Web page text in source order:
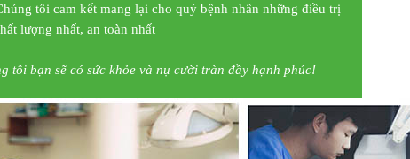
tôi cam kết mang lại cho quý bệnh nhân những điều trị
lượng nhất, an toàn nhất
tôi bạn sẽ có sức khỏe và nụ cười tràn đầy hạnh phúc!